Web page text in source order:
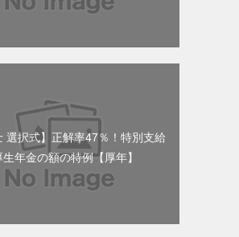
選択式】正解率47％！特別支給
年金の額の特例【厚年】